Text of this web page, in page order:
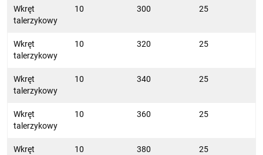
Wkręt
talerzykowy
10 300 25
Wkręt
talerzykowy
10 320 25
Wkręt
talerzykowy
10 340 25
Wkręt
talerzykowy
10 360 25
Wkręt
10 380 25